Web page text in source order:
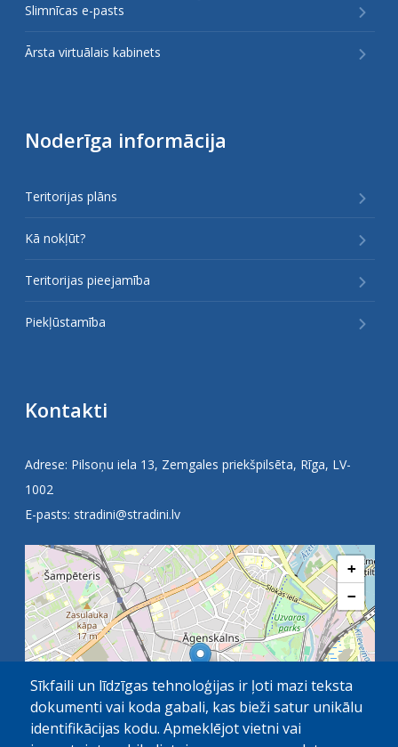
Slimnīcas e-pasts
Ārsta virtuālais kabinets
Noderīga informācija
Teritorijas plāns
Kā nokļūt?
Teritorijas pieejamība
Piekļūstamība
Kontakti
Adrese: Pilsoņu iela 13, Zemgales priekšpilsēta, Rīga, LV-
1002
E-pasts: stradini@stradini.lv
+
−
Sīkfaili un līdzīgas tehnoloģijas ir ļoti mazi teksta
dokumenti vai koda gabali, kas bieži satur unikālu
identifikācijas kodu. Apmeklējot vietni vai